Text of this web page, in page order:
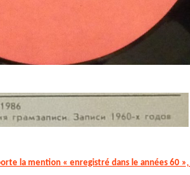
la mention « enregistré dans le années 60